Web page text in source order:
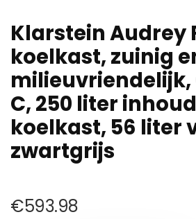
Klarstein Audrey
koelkast, zuinig
milieuvriendelijk,
C, 250 liter
koelkast, 56 liter
zwartgrijs
€593.98